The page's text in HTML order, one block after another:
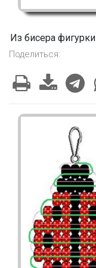
Из бисера фигурки
Поделиться: